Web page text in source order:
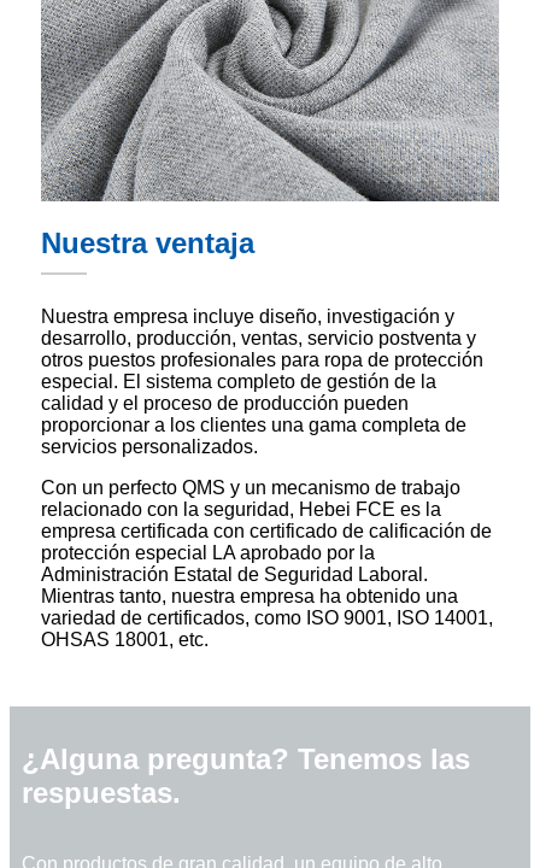
Nuestra ventaja
Nuestra empresa incluye diseño, investigación y
desarrollo, producción, ventas, servicio postventa y
otros puestos profesionales para ropa de protección
especial. El sistema completo de gestión de la
calidad y el proceso de producción pueden
proporcionar a los clientes una gama completa de
servicios personalizados.
Con un perfecto QMS y un mecanismo de trabajo
relacionado con la seguridad, Hebei FCE es la
empresa certificada con certificado de calificación de
protección especial LA aprobado por la
Administración Estatal de Seguridad Laboral.
Mientras tanto, nuestra empresa ha obtenido una
variedad de certificados, como ISO 9001, ISO 14001,
OHSAS 18001, etc.
¿Alguna pregunta? Tenemos las
respuestas.
Con productos de gran calidad, un equipo de alto